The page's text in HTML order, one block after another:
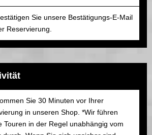
Sie unsere Bestätigungs-E-Mail
Reservierung.
Sie 30 Minuten vor Ihrer
in unseren Shop. *Wir führen
Touren in der Regel unabhängig vom